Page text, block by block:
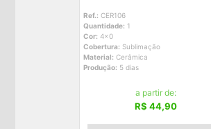
Ref.: CER106
Quantidade: 1
Cor: 4x0
Cobertura: Sublimação
Material: Cerâmica
Produção: 5 dias
a partir de:
R$ 44,90